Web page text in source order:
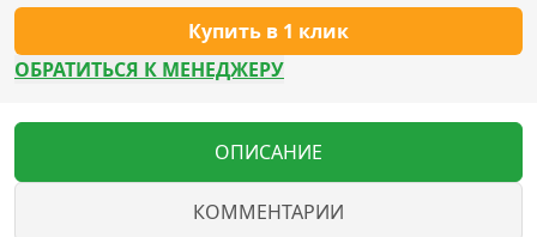
Купить в 1 клик
ОБРАТИТЬСЯ К МЕНЕДЖЕРУ
ОПИСАНИЕ
КОММЕНТАРИИ